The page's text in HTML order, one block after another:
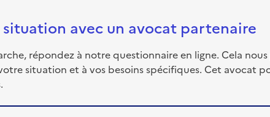
avec un avocat partenaire
répondez à notre questionnaire en ligne. Cela
situation et à vos besoins spécifiques. Cet avocat